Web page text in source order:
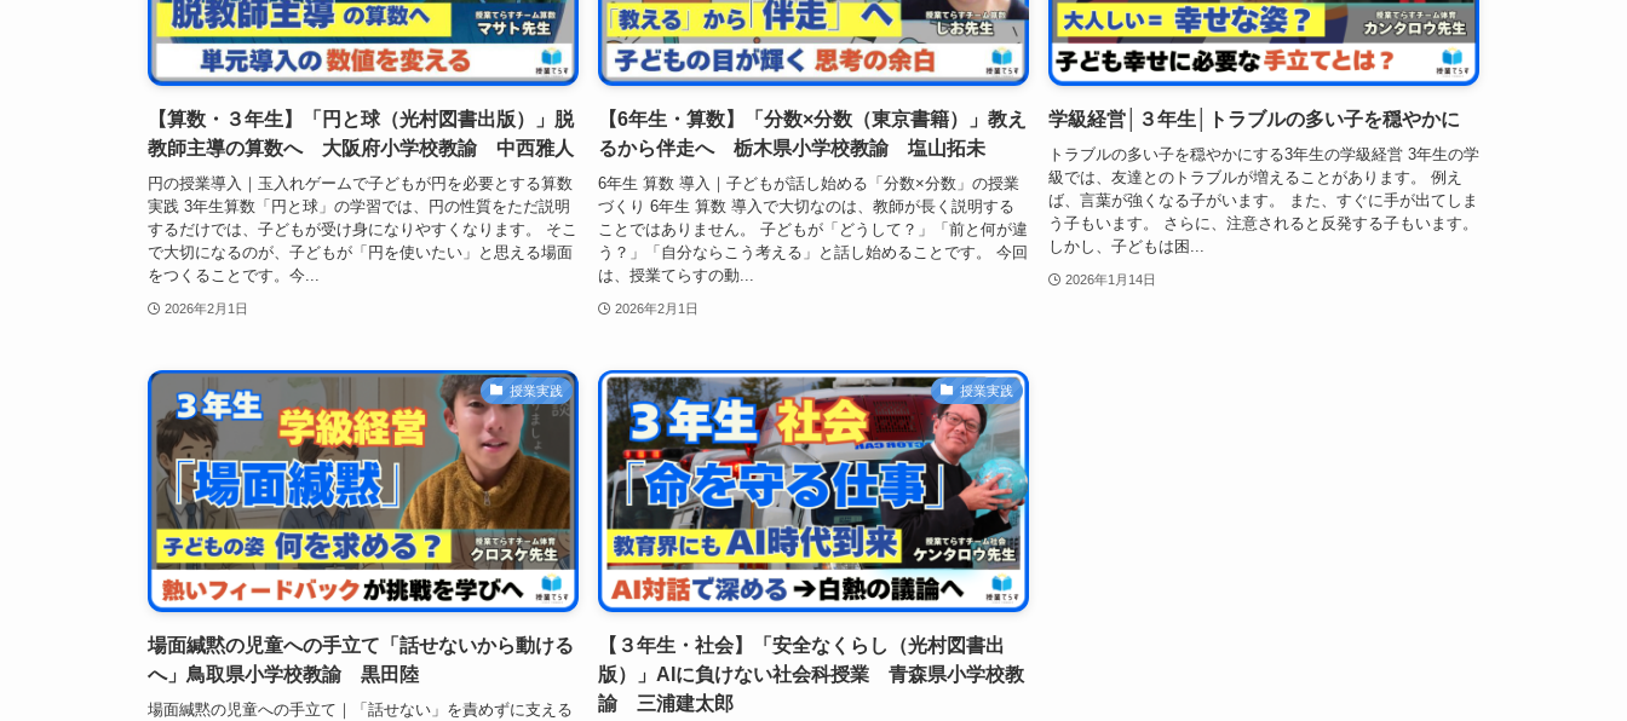
【算数・３年生】「円と球（光村図書出版）」脱
教師主導の算数へ 大阪府小学校教諭 中西雅人
円の授業導入｜玉入れゲームで子どもが円を必要とする算数
実践 3年生算数「円と球」の学習では、円の性質をただ説明
するだけでは、子どもが受け身になりやすくなります。 そこ
で大切になるのが、子どもが「円を使いたい」と思える場面
をつくることです。今...
2026年2月1日
【6年生・算数】「分数×分数（東京書籍）」教え
るから伴走へ 栃木県小学校教諭 塩山拓未
6年生 算数 導入｜子どもが話し始める「分数×分数」の授業
づくり 6年生 算数 導入で大切なのは、教師が長く説明する
ことではありません。 子どもが「どうして？」「前と何が違
う？」「自分ならこう考える」と話し始めることです。 今回
は、授業てらすの動...
2026年2月1日
学級経営│３年生│トラブルの多い子を穏やかに
トラブルの多い子を穏やかにする3年生の学級経営 3年生の学
級では、友達とのトラブルが増えることがあります。 例え
ば、言葉が強くなる子がいます。 また、すぐに手が出てしま
う子もいます。 さらに、注意されると反発する子もいます。
しかし、子どもは困...
2026年1月14日
授業実践
場面緘黙の児童への手立て「話せないから動ける
へ」鳥取県小学校教諭 黒田陸
場面緘黙の児童への手立て｜「話せない」を責めずに支える
授業実践
【３年生・社会】「安全なくらし（光村図書出
版）」AIに負けない社会科授業 青森県小学校教
諭 三浦建太郎